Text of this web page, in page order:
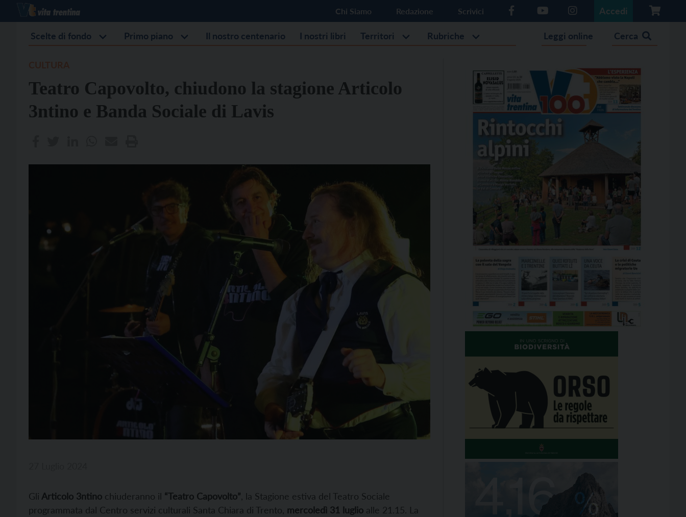
Chi Siamo Redazione Scrivici Accedi
Scelte di fondo Primo piano Il nostro centenario I nostri libri Territori Rubriche Leggi online Cerca
Teatro Capovolto, chiudono la stagione Articolo
3ntino e Banda Sociale di Lavis
Gli Articolo 3ntino chiuderanno il “Teatro Capovolto” , la Stagione estiva del Teatro Sociale
programmata dal Centro servizi culturali Santa Chiara di Trento, mercoledì 31 luglio alle 21.15. La